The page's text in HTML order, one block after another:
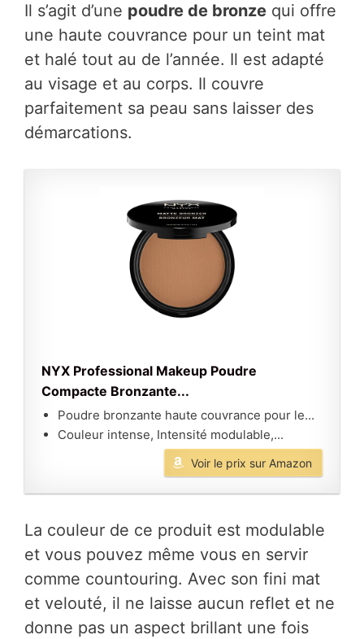
Il s’agit d’une poudre de bronze qui offre
une haute couvrance pour un teint mat
et halé tout au de l’année. Il est adapté
au visage et au corps. Il couvre
parfaitement sa peau sans laisser des
démarcations.
NYX Professional Makeup Poudre
Compacte Bronzante...
Poudre bronzante haute couvrance pour le...
Couleur intense, Intensité modulable,...
Voir le prix sur Amazon
La couleur de ce produit est modulable
et vous pouvez même vous en servir
comme countouring. Avec son fini mat
et velouté, il ne laisse aucun reflet et ne
donne pas un aspect brillant une fois